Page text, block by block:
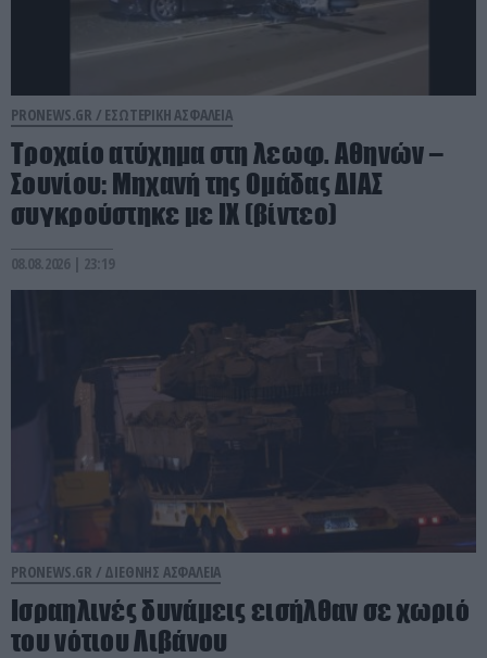
PRONEWS.GR / ΕΣΩΤΕΡΙΚΗ ΑΣΦΑΛΕΙΑ
Τροχαίο ατύχημα στη λεωφ. Αθηνών –
Σουνίου: Μηχανή της Ομάδας ΔΙΑΣ
συγκρούστηκε με ΙΧ (βίντεο)
08.08.2026 | 23:19
PRONEWS.GR / ΔΙΕΘΝΗΣ ΑΣΦΑΛΕΙΑ
Ισραηλινές δυνάμεις εισήλθαν σε χωριό
του νότιου Λιβάνου